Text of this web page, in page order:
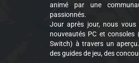
animé par une
passionnés.
Jour après jour, nous
nouveautés PC et consoles
Switch) à travers un
des guides de jeu, des